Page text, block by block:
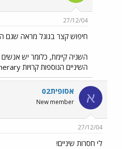
27/12/04
חיפוש קצר בגוגל מראה שגם
השיניים הנוספות קרויות supernumerary.
א אסופית02
New member
27/12/04
לי חסרות שיניים!